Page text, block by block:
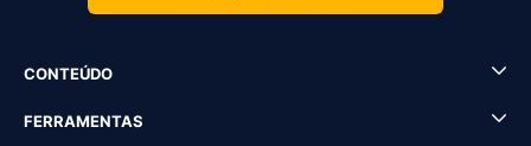
CONTEÚDO
FERRAMENTAS